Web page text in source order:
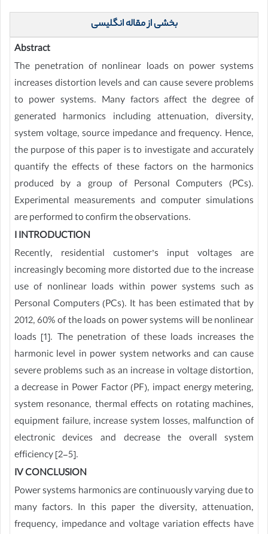
بخشی از مقاله انگلیسی
Abstract
The penetration of nonlinear loads on power systems
increases distortion levels and can cause severe problems
to power systems. Many factors affect the degree of
generated harmonics including attenuation, diversity,
system voltage, source impedance and frequency. Hence,
the purpose of this paper is to investigate and accurately
quantify the effects of these factors on the harmonics
produced by a group of Personal Computers (PCs).
Experimental measurements and computer simulations
are performed to confirm the observations.
I INTRODUCTION
Recently, residential customer’s input voltages are
increasingly becoming more distorted due to the increase
use of nonlinear loads within power systems such as
Personal Computers (PCs). It has been estimated that by
2012, 60% of the loads on power systems will be nonlinear
loads [1]. The penetration of these loads increases the
harmonic level in power system networks and can cause
severe problems such as an increase in voltage distortion,
a decrease in Power Factor (PF), impact energy metering,
system resonance, thermal effects on rotating machines,
equipment failure, increase system losses, malfunction of
electronic devices and decrease the overall system
efficiency [2-5].
IV CONCLUSION
Power systems harmonics are continuously varying due to
many factors. In this paper the diversity, attenuation,
frequency, impedance and voltage variation effects have